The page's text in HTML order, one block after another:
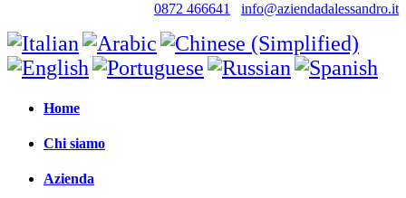
0872 466641 info@aziendadalessandro.it
Home
Chi siamo
Azienda